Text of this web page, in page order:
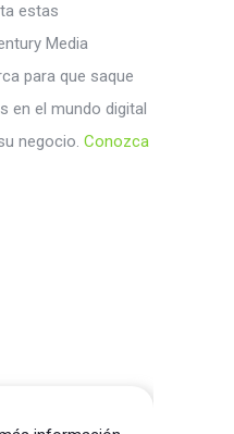
estas
Media
para que saque
en el mundo digital
negocio. Conozca